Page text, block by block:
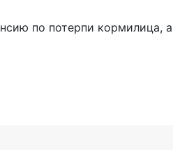
по потерпи кормилица, а